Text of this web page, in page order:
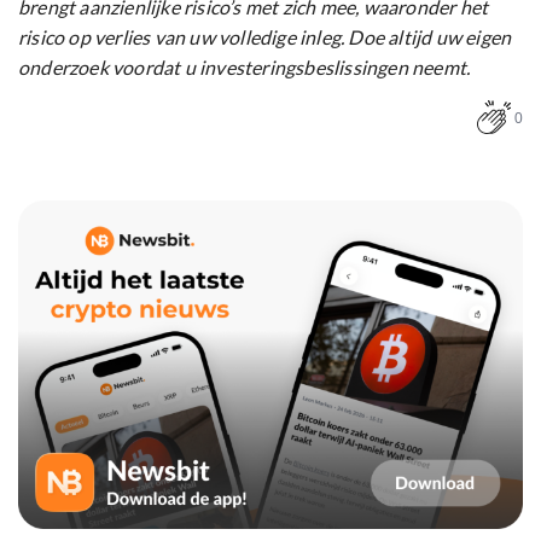
brengt aanzienlijke risico’s met zich mee, waaronder het
risico op verlies van uw volledige inleg. Doe altijd uw eigen
onderzoek voordat u investeringsbeslissingen neemt.
0